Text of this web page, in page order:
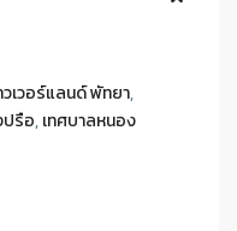
เวอร์แลนด์ พัทยา,
ปรือ,เทศบาลหนอง